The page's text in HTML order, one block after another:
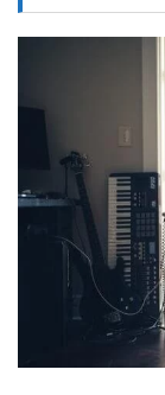
ーか
キギ
か。
1.2
ック